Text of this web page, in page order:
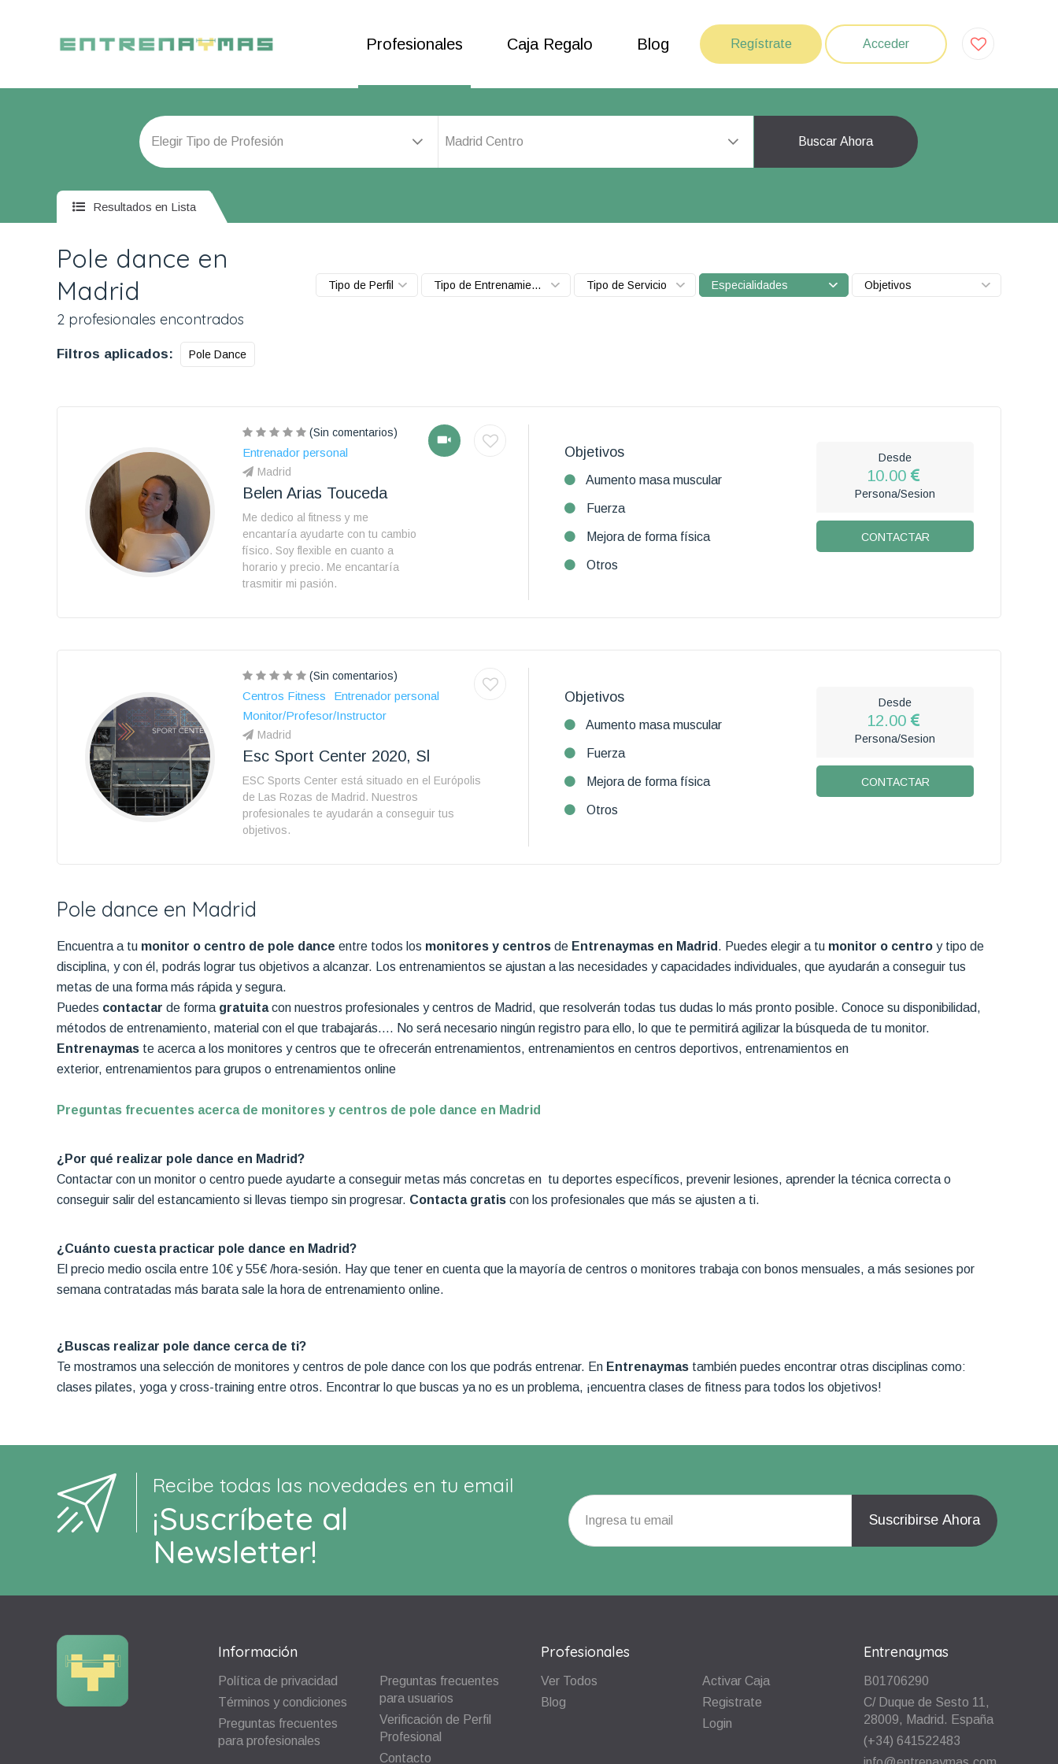
Profesionales Caja Regalo Blog Regístrate Acceder
Madrid Centro Buscar Ahora
Resultados en Lista
Pole dance en
Madrid
2 profesionales encontrados
Tipo de Perfil Tipo de Entrenamiento Tipo de Servicio Especialidades Objetivos
Filtros aplicados: Pole Dance
(Sin comentarios)
Entrenador personal
Madrid
Belen Arias Touceda
Me dedico al fitness y me
encantaría ayudarte con tu cambio
físico. Soy flexible en cuanto a
horario y precio. Me encantaría
trasmitir mi pasión.
Objetivos
Aumento masa muscular
Fuerza
Mejora de forma física
Otros
Desde
10.00
Persona/Sesion
CONTACTAR
(Sin comentarios)
Centros Fitness
Entrenador personal
Monitor/Profesor/Instructor
Madrid
Esc Sport Center 2020, Sl
ESC Sports Center está situado en el Európolis
de Las Rozas de Madrid. Nuestros
profesionales te ayudarán a conseguir tus
objetivos.
Objetivos
Aumento masa muscular
Fuerza
Mejora de forma física
Otros
Desde
12.00
Persona/Sesion
CONTACTAR
Pole dance en Madrid
Encuentra a tu monitor o centro de pole dance entre todos los monitores y centros de Entrenaymas en Madrid . Puedes elegir a tu monitor o centro y tipo de
disciplina, y con él, podrás lograr tus objetivos a alcanzar. Los entrenamientos se ajustan a las necesidades y capacidades individuales, que ayudarán a conseguir tus
metas de una forma más rápida y segura.
Puedes contactar de forma gratuitacon nuestros profesionales y centros de Madrid, que resolverán todas tus dudas lo más pronto posible. Conoce su disponibilidad,
métodos de entrenamiento, material con el que trabajarás…. No será necesario ningún registro para ello, lo que te permitirá agilizar la búsqueda de tu monitor.
Entrenaymas te acerca a los monitores y centros que te ofrecerán entrenamientos, entrenamientos en centros deportivos, entrenamientos en
exterior, entrenamientos para grupos o entrenamientos online
Preguntas frecuentes acerca de monitores y centros de pole dance en Madrid
¿Por qué realizar pole dance en Madrid?
Contactar con un monitor o centro puede ayudarte a conseguir metas más concretas en tu deportes específicos, prevenir lesiones, aprender la técnica correcta o
conseguir salir del estancamiento si llevas tiempo sin progresar. Contacta gratis con los profesionales que más se ajusten a ti.
¿Cuánto cuesta practicar pole dance en Madrid?
El precio medio oscila entre 10€ y 55€ /hora-sesión. Hay que tener en cuenta que la mayoría de centros o monitores trabaja con bonos mensuales, a más sesiones por
semana contratadas más barata sale la hora de entrenamiento online.
¿Buscas realizar pole dance cerca de ti?
Te mostramos una selección de monitores y centros de pole dance con los que podrás entrenar. En Entrenaymas también puedes encontrar otras disciplinas como:
clases pilates, yoga y cross-training entre otros. Encontrar lo que buscas ya no es un problema, ¡encuentra clases de fitness para todos los objetivos!
Recibe todas las novedades en tu email
¡Suscríbete al
Newsletter!
Información
Política de privacidad
Términos y condiciones
Preguntas frecuentes
para profesionales
Preguntas frecuentes
para usuarios
Verificación de Perfil
Profesional
Contacto
Profesionales
Ver Todos
Blog
Activar Caja
Registrate
Login
Entrenaymas
B01706290
C/ Duque de Sesto 11,
28009, Madrid. España
(+34) 641522483